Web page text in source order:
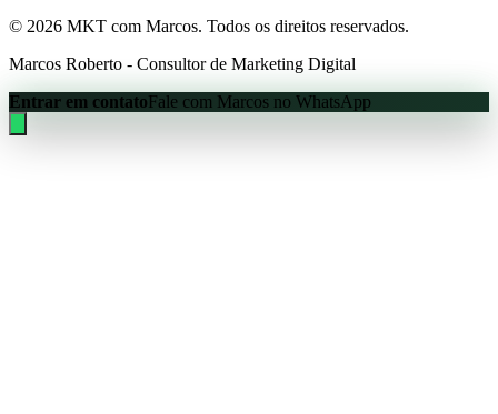
© 2026 MKT com Marcos. Todos os direitos reservados.
Marcos Roberto - Consultor de Marketing Digital
Entrar em contatoFale com Marcos no WhatsApp